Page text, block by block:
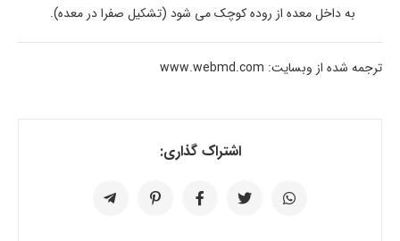
به داخل معده از روده کوچک می شود (تشکیل صفرا در معده).
ترجمه شده از وبسایت: www.webmd.com
اشتراک گذاری: